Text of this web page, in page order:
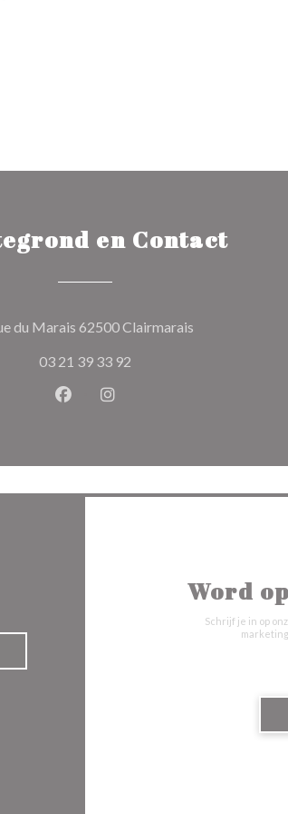
en Contact
du Marais 62500 Clairmarais
03 21 39 33 92
Facebook ((opent in een nieuw
Instagram ((opent in een
Word
Schrijf je in op